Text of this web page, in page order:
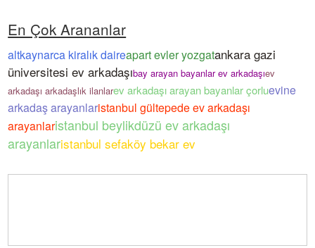
En Çok Arananlar
altkaynarca kiralık daireapart evler yozgatankara gazi
üniversitesi ev arkadaşıbay arayan bayanlar ev arkadaşıev
arkadaşı arkadaşlık ilanlarev arkadaşı arayan bayanlar çorluevine
arkadaş arayanlaristanbul gültepede ev arkadaşı
arayanlaristanbul beylikdüzü ev arkadaşı
arayanlaristanbul sefaköy bekar ev